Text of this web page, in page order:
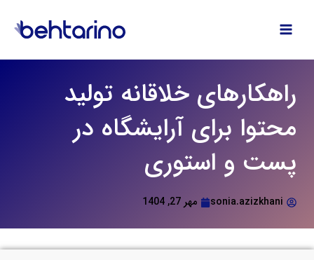
محتوا
راهکارهای خلاقانه تولید
محتوا برای آرایشگاه در
پست و استوری
sonia.azizkhani مهر 27, 1404